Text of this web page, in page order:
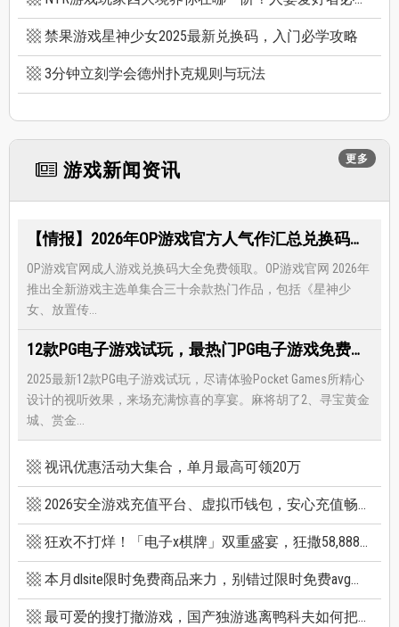
禁果游戏星神少女2025最新兑换码，入门必学攻略
3分钟立刻学会德州扑克规则与玩法
更多
游戏新闻资讯
【情报】2026年OP游戏官方人气作汇总兑换码大全，限时免费礼包领取-每月更新
OP游戏官网成人游戏兑换码大全免费领取。OP游戏官网 2026年
推出全新游戏主选单集合三十余款热门作品，包括《星神少
女、放置传...
12款PG电子游戏试玩，最热门PG电子游戏免费试玩，还有超多福利等著你
2025最新12款PG电子游戏试玩，尽请体验Pocket Games所精心
设计的视听效果，来场充满惊喜的享宴。麻将胡了2、寻宝黄金
城、赏金...
视讯优惠活动大集合，单月最高可领20万
2026安全游戏充值平台、虚拟币钱包，安心充值畅快游戏
狂欢不打烊！「电子x棋牌」双重盛宴，狂撒58,888巨额红利
本月dlsite限时免费商品来力，别错过限时免费avg成人游戏和免费插画集
最可爱的搜打撤游戏，国产独游逃离鸭科夫如何把搜打撤玩出新高度